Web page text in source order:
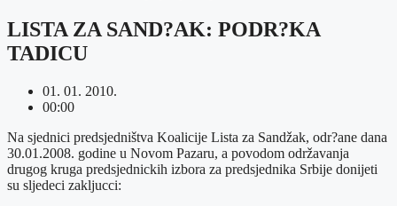
LISTA ZA SAND?AK: PODR?KA
TADICU
01. 01. 2010.
00:00
Na sjednici predsjedništva Koalicije Lista za Sandžak, odr?ane dana
30.01.2008. godine u Novom Pazaru, a povodom održavanja
drugog kruga predsjednickih izbora za predsjednika Srbije donijeti
su sljedeci zakljucci: